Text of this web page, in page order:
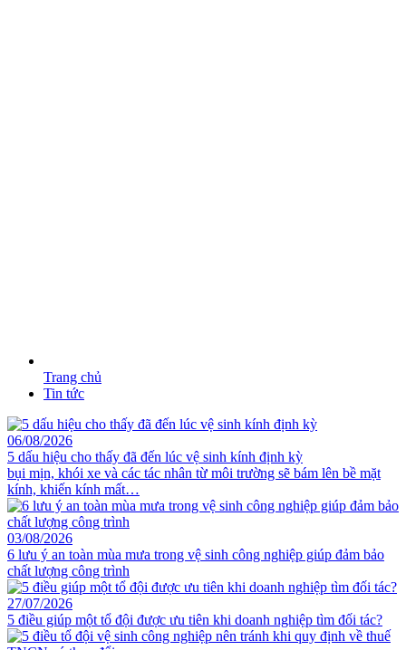
Trang chủ
Tin tức
06/08/2026
5 dấu hiệu cho thấy đã đến lúc vệ sinh kính định kỳ
bụi mịn, khói xe và các tác nhân từ môi trường sẽ bám lên bề mặt
kính, khiến kính mất…
03/08/2026
6 lưu ý an toàn mùa mưa trong vệ sinh công nghiệp giúp đảm bảo
chất lượng công trình
27/07/2026
5 điều giúp một tổ đội được ưu tiên khi doanh nghiệp tìm đối tác?